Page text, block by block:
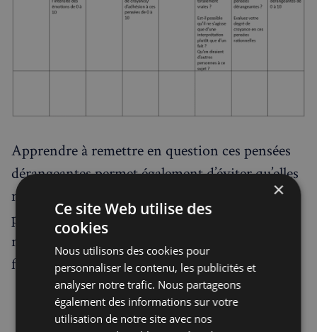
Apprendre à remettre en question ces pensées
dérangeantes permet également d’éviter qu’elles
ne s’installent durablement et deviennent des
pensées automatiques qui ressortent très
régulièrement et génèrent du stress à chaque
fois qu’elles se présentent à votre esprit
×
Ce site Web utilise des
cookies
Nous utilisons des cookies pour
personnaliser le contenu, les publicités et
analyser notre trafic. Nous partageons
également des informations sur votre
utilisation de notre site avec nos